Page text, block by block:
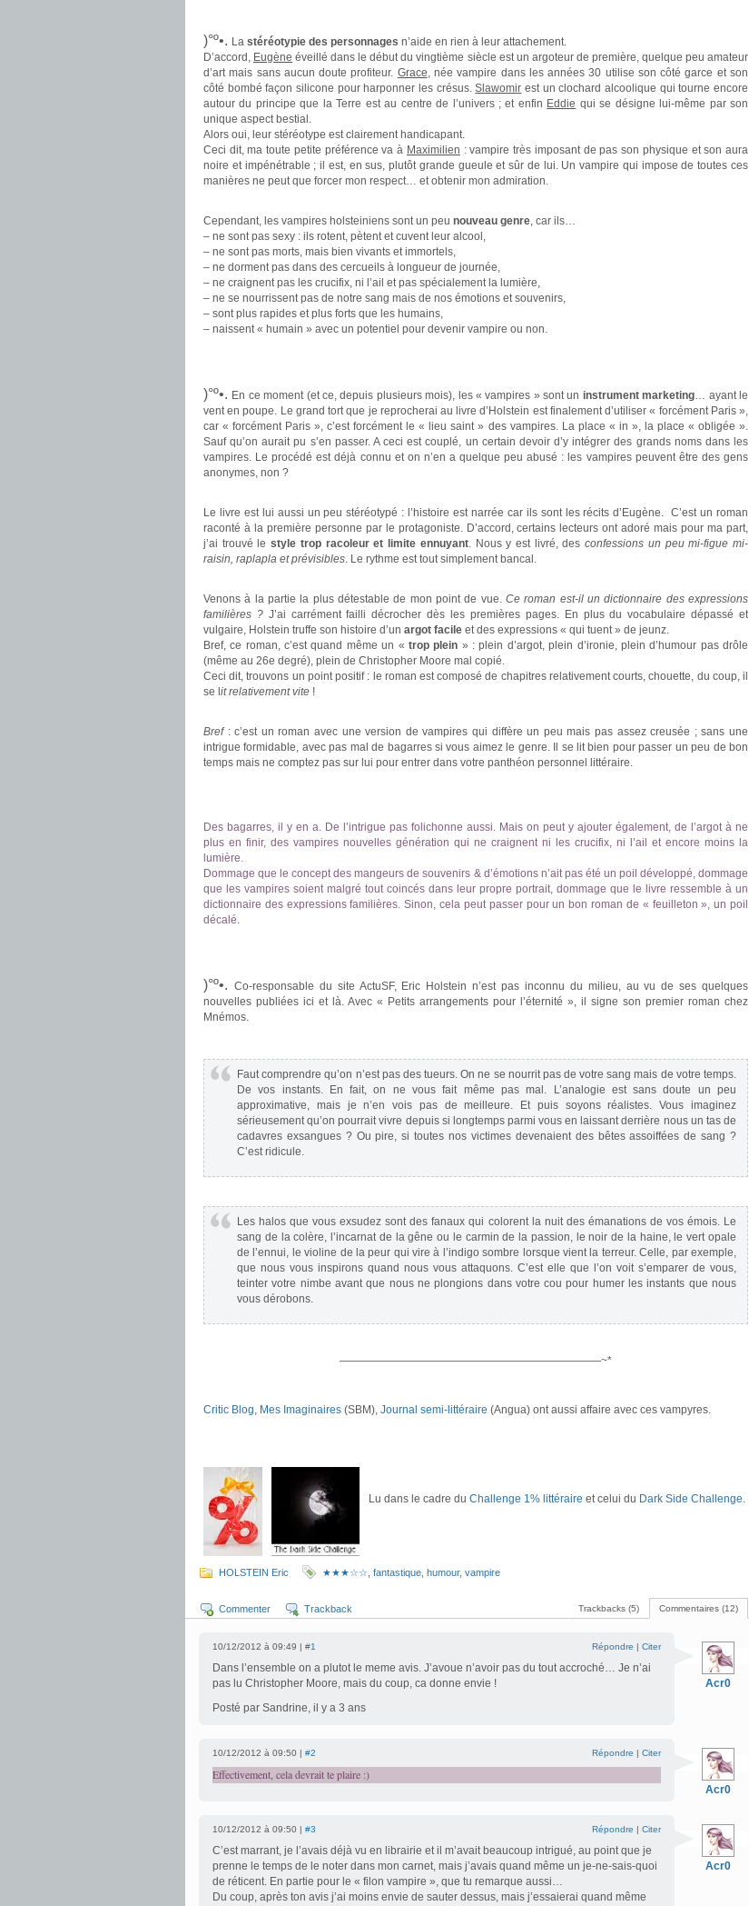
)°º•. La stéréotypie des personnages n’aide en rien à leur attachement.
D’accord, Eugène éveillé dans le début du vingtième siècle est un argoteur de première, quelque peu amateur
d’art mais sans aucun doute profiteur. Grace, née vampire dans les années 30 utilise son côté garce et son
côté bombé façon silicone pour harponner les crésus.Slawomir est un clochard alcoolique qui tourne encore
autour du principe que la Terre est au centre de l’univers ; et enfin Eddie qui se désigne lui-même par son
unique aspect bestial.
Alors oui, leur stéréotype est clairement handicapant.
Ceci dit, ma toute petite préférence va à Maximilien : vampire très imposant de pas son physique et son aura
noire et impénétrable ; il est, en sus, plutôt grande gueule et sûr de lui. Un vampire qui impose de toutes ces
manières ne peut que forcer mon respect… et obtenir mon admiration.
Cependant, les vampires holsteiniens sont un peu nouveau genre, car ils…
– ne sont pas sexy : ils rotent, pètent et cuvent leur alcool,
– ne sont pas morts, mais bien vivants et immortels,
– ne dorment pas dans des cercueils à longueur de journée,
– ne craignent pas les crucifix, ni l’ail et pas spécialement la lumière,
– ne se nourrissent pas de notre sang mais de nos émotions et souvenirs,
– sont plus rapides et plus forts que les humains,
– naissent « humain » avec un potentiel pour devenir vampire ou non.
)°º•. En ce moment (et ce, depuis plusieurs mois), les « vampires » sont un instrument marketing… ayant le
vent en poupe. Le grand tort que je reprocherai au livre d’Holstein est finalement d’utiliser « forcément Paris »,
car « forcément Paris », c’est forcément le « lieu saint » des vampires. La place « in », la place « obligée ».
Sauf qu’on aurait pu s’en passer. A ceci est couplé, un certain devoir d’y intégrer des grands noms dans les
vampires. Le procédé est déjà connu et on n’en a quelque peu abusé : les vampires peuvent être des gens
anonymes, non ?
Le livre est lui aussi un peu stéréotypé : l’histoire est narrée car ils sont les récits d’Eugène. C’est un roman
raconté à la première personne par le protagoniste. D’accord, certains lecteurs ont adoré mais pour ma part,
j’ai trouvé lestyle trop racoleur et limite ennuyant. Nous y est livré, desconfessions un peu mi-figue mi-
raisin, raplapla et prévisibles. Le rythme est tout simplement bancal.
Venons à la partie la plus détestable de mon point de vue. Ce roman est-il un dictionnaire des expressions
familières ? J’ai carrément failli décrocher dès les premières pages. En plus du vocabulaire dépassé et
vulgaire, Holstein truffe son histoire d’un argot facile et des expressions « qui tuent » de jeunz.
Bref, ce roman, c’est quand même un « trop plein » : plein d’argot, plein d’ironie, plein d’humour pas drôle
(même au 26e degré), plein de Christopher Moore mal copié.
Ceci dit, trouvons un point positif : le roman est composé de chapitres relativement courts, chouette, du coup, il
se l it relativement vite !
Bref: c’est un roman avec une version de vampires qui diffère un peu mais pas assez creusée ; sans une
intrigue formidable, avec pas mal de bagarres si vous aimez le genre. Il se lit bien pour passer un peu de bon
temps mais ne comptez pas sur lui pour entrer dans votre panthéon personnel littéraire.
Des bagarres, il y en a. De l’intrigue pas folichonne aussi. Mais on peut y ajouter également, de l’argot à ne
plus en finir, des vampires nouvelles génération qui ne craignent ni les crucifix, ni l’ail et encore moins la
lumière.
Dommage que le concept des mangeurs de souvenirs & d’émotions n’ait pas été un poil développé, dommage
que les vampires soient malgré tout coincés dans leur propre portrait, dommage que le livre ressemble à un
dictionnaire des expressions familières. Sinon, cela peut passer pour un bon roman de « feuilleton », un poil
décalé.
)°º•. Co-responsable du site ActuSF, Eric Holstein n’est pas inconnu du milieu, au vu de ses quelques
nouvelles publiées ici et là. Avec « Petits arrangements pour l’éternité », il signe son premier roman chez
Mnémos.
Faut comprendre qu’on n’est pas des tueurs. On ne se nourrit pas de votre sang mais de votre temps.
De vos instants. En fait, on ne vous fait même pas mal. L’analogie est sans doute un peu
approximative, mais je n’en vois pas de meilleure. Et puis soyons réalistes. Vous imaginez
sérieusement qu’on pourrait vivre depuis si longtemps parmi vous en laissant derrière nous un tas de
cadavres exsangues ? Ou pire, si toutes nos victimes devenaient des bêtes assoiffées de sang ?
C’est ridicule.
Les halos que vous exsudez sont des fanaux qui colorent la nuit des émanations de vos émois. Le
sang de la colère, l’incarnat de la gêne ou le carmin de la passion, le noir de la haine, le vert opale
de l’ennui, le violine de la peur qui vire à l’indigo sombre lorsque vient la terreur. Celle, par exemple,
que nous vous inspirons quand nous vous attaquons. C’est elle que l’on voit s’emparer de vous,
teinter votre nimbe avant que nous ne plongions dans votre cou pour humer les instants que nous
vous dérobons.
————————————————————————~*
Critic Blog, Mes Imaginaires (SBM), Journal semi-littéraire (Angua) ont aussi affaire avec ces vampyres.
Lu dans le cadre du Challenge 1% littéraire et celui du Dark Side Challenge.
HOLSTEIN Eric ★★★☆☆ fantastique humour, vampire
Commentaires (12)
Trackbacks (5)
Commenter Trackback
Acr0
10/12/2012 à 09:49 | #1 Répondre | Citer
Dans l’ensemble on a plutot le meme avis. J’avoue n’avoir pas du tout accroché… Je n’ai
pas lu Christopher Moore, mais du coup, ca donne envie !
Posté par Sandrine, il y a 3 ans
Acr0
10/12/2012 à 09:50 | #2 Répondre | Citer
Effectivement, cela devrait te plaire :)
Acr0
10/12/2012 à 09:50 | #3 Répondre | Citer
C’est marrant, je l’avais déjà vu en librairie et il m’avait beaucoup intrigué, au point que je
prenne le temps de le noter dans mon carnet, mais j’avais quand même un je-ne-sais-quoi
de réticent. En partie pour le « filon vampire », que tu remarque aussi…
Du coup, après ton avis j’ai moins envie de sauter dessus, mais j’essaierai quand même